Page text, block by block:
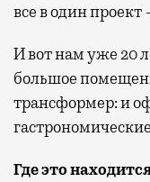
все в один
И вот нам уже 20
большое
трансформер: и
Где это